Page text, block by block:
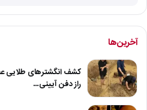
آخرین‌ها
راز دفن آیینی…